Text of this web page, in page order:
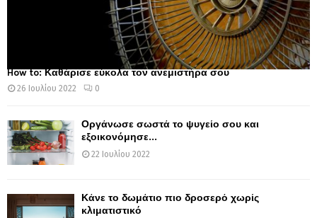
How to: Καθάρισε εύκολα τον ανεμιστήρα σου
26 Ιουλίου 2022 0
Οργάνωσε σωστά το ψυγείο σου και
εξοικονόμησε...
22 Ιουλίου 2022
Κάνε το δωμάτιο πιο δροσερό χωρίς
κλιματιστικό